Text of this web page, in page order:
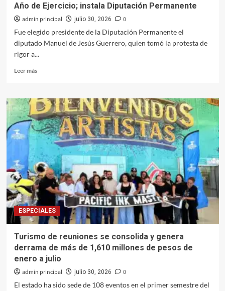
Año de Ejercicio; instala Diputación Permanente
admin principal julio 30, 2026
0
Fue elegido presidente de la Diputación Permanente el
diputado Manuel de Jesús Guerrero, quien tomó la protesta de
rigor a...
Leer másLeer
Clausura
Congreso
II
Periodo
de
Sesiones
del
2do.
Año
de
Ejercicio;
instala
Diputación
Permanente
ESPECIALES
Turismo de reuniones se consolida y genera
derrama de más de 1,610 millones de pesos de
enero a julio
admin principal julio 30, 2026
0
El estado ha sido sede de 108 eventos en el primer semestre del